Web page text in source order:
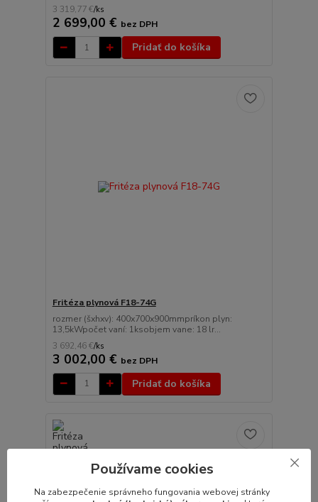
3 319,77 €/ks
2 699,00 € bez DPH
Pridať do košíka
Fritéza plynová F18-74G
rozmer (šxhxv): 400x700x900mmpríkon plyn:
13,5kWpočet vaní: 1ksobjem vane: 18 lr...
3 692,46 €/ks
3 002,00 € bez DPH
Pridať do košíka
Používame cookies
Na zabezpečenie správneho fungovania webovej stránky